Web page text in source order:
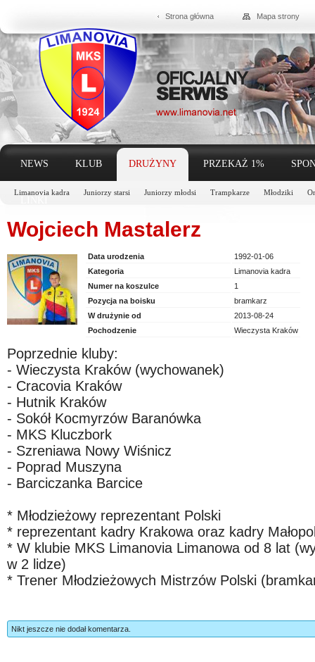
Strona główna Mapa strony
NEWS KLUB DRUŻYNY
Limanovia kadra Juniorzy starsi Juniorzy młodsi Trampkarze Młodziki
PRZEKAŻ 1%
Wojciech Mastalerz
Data urodzenia
1992-01-06
Kategoria
Limanovia kadra
Numer na koszulce
1
Pozycja na boisku
bramkarz
W drużynie od
2013-08-24
Pochodzenie
Wieczysta Kraków
Poprzednie kluby:
- Wieczysta Kraków (wychowanek)
- Cracovia Kraków
- Hutnik Kraków
- Sokół Kocmyrzów Baranówka
- MKS Kluczbork
- Szreniawa Nowy Wiśnicz
- Poprad Muszyna
- Barciczanka Barcice
* Młodzieżowy reprezentant Polski
* reprezentant kadry Krakowa oraz kadry
* W klubie MKS Limanovia Limanowa od 8 lat
w 2 lidze)
* Trener Młodzieżowych Mistrzów Polski
Nikt jeszcze nie dodał komentarza.